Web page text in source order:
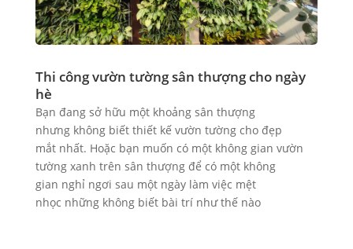
Thi công vườn tường sân thượng cho ngày
hè
Bạn đang sở hữu một khoảng sân thượng
nhưng không biết thiết kế vườn tường cho đẹp
mắt nhất. Hoặc bạn muốn có một không gian vườn
tường xanh trên sân thượng để có một không
gian nghỉ ngơi sau một ngày làm việc mệt
nhọc những không biết bài trí như thế nào